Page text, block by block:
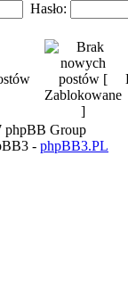
Hasło:
phpBB Group
- phpBB3.PL